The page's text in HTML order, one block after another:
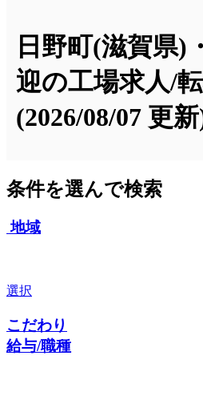
日野町(滋賀県)
迎の工場求人/
(2026/08/07 更
条件を選んで検索
地域
選択
こだわり
給与/職種